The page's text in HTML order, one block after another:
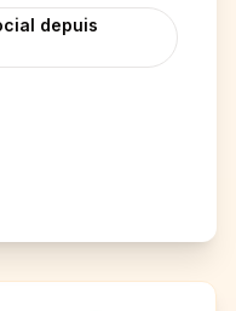
depuis